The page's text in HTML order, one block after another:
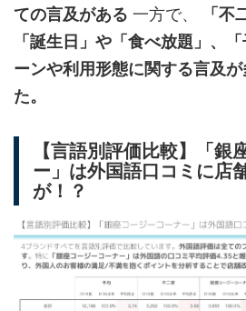
ての言及がある 一方で、
「
「誕生日」や「食べ放題」、
ーンや利用形態に関する言及
た。
【言語別評価比較】「銀
ー」は外国語口コミに店
が！？